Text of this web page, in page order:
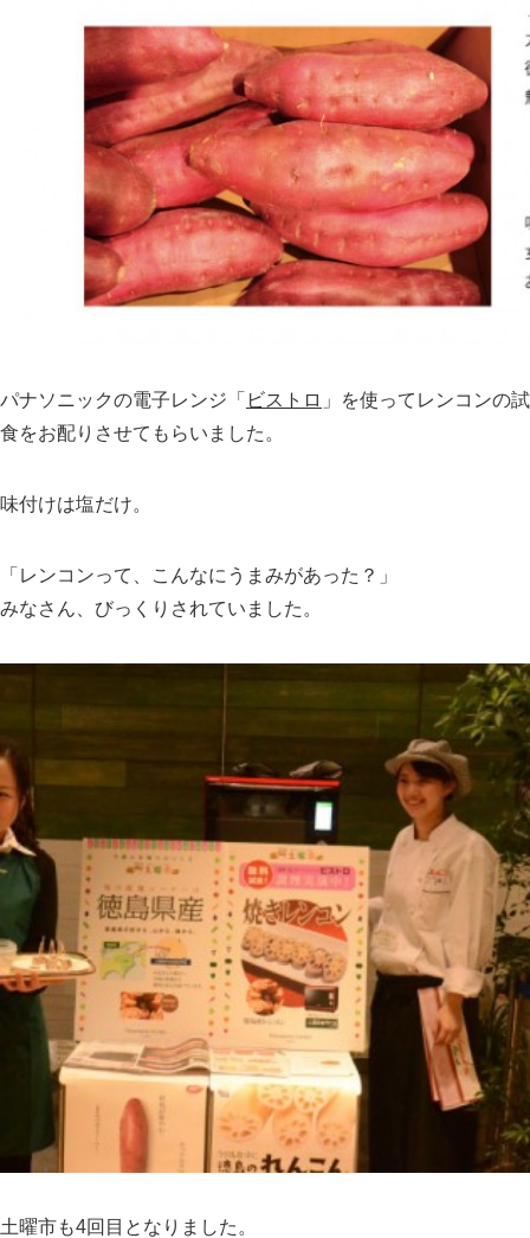
パナソニックの電子レンジ「 ビストロ 」を使ってレンコンの試
食をお配りさせてもらいました。
味付けは塩だけ。
「レンコンって、こんなにうまみがあった？」
みなさん、びっくりされていました。
土曜市も4回目となりました。